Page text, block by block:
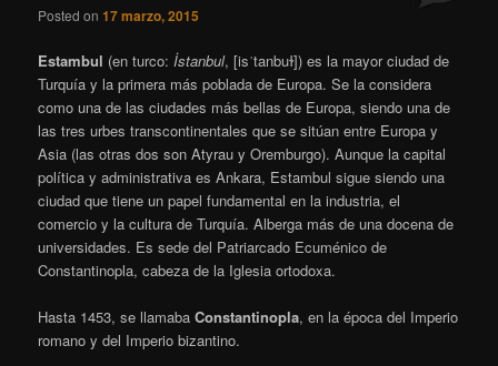
Posted on17 marzo, 2015
Estambul (en turco: İstanbul,[isˈtanbuɫ]) es la mayor ciudad de
Turquía y la primera más poblada de Europa. Se la considera
como una de las ciudades más bellas de Europa, siendo una de
las tres urbes transcontinentales que se sitúan entre Europa y
Asia (las otras dos son Atyrau y Oremburgo). Aunque la capital
política y administrativa es Ankara, Estambul sigue siendo una
ciudad que tiene un papel fundamental en la industria, el
comercio y la cultura de Turquía. Alberga más de una docena de
universidades. Es sede del Patriarcado Ecuménico de
Constantinopla, cabeza de la Iglesia ortodoxa.
Hasta 1453, se llamabaConstantinopla, en la época del Imperio
romano y del Imperio bizantino.